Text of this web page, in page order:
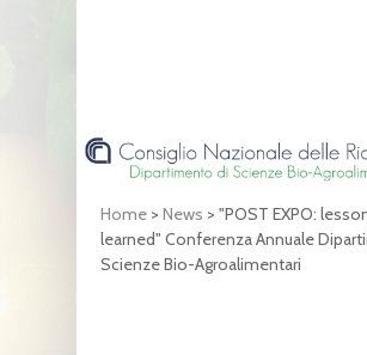
Home > News > "POST EXPO:
learned" Conferenza Annuale
Scienze Bio-Agroalimentari